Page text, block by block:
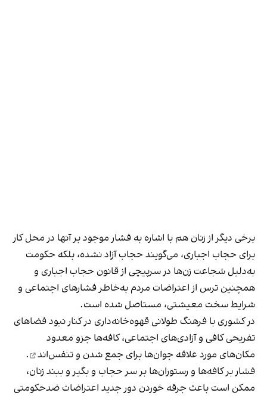
برخی دیگر از زنان هم با اشاره به فشار موجود بر آنها در محل کار
برای حجاب اجباری، می‌گویند حجاب آزاد نشده، بلکه حکومت
به‌دلیل شجاعت زن‌ها در سرپیچی از قانون حجاب اجباری و
همچنین ترس از اعتراضات مردم به‌خاطر فشارهای اجتماعی و
شرایط سخت معیشتی، مستاصل شده است.
در کشوری با فرهنگ طولانی قهوه‌‌خانه‌داری در کنار نبود فضاهای
تفریحی کافی و آزادی‌های اجتماعی، کافه‌ها جزو معدود
مکان‌های مورد علاقه جوان‌ها برای جمع شدن و تنفس‌اند
.
فشار بر کافه‌ها و رستوران‌ها بر سر حجاب و بگیر و ببند زنان،
ممکن است باعث جرقه خوردن دور جدید اعتراضات ضدحکومتی